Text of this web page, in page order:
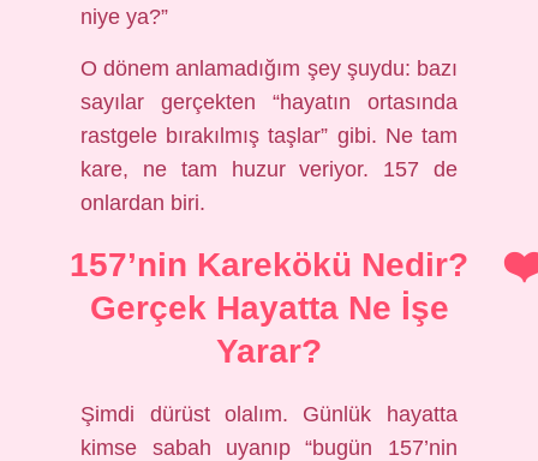
niye ya?”
O dönem anlamadığım şey şuydu: bazı
sayılar gerçekten “hayatın ortasında
rastgele bırakılmış taşlar” gibi. Ne tam
kare, ne tam huzur veriyor. 157 de
onlardan biri.
157’nin Karekökü Nedir?
Gerçek Hayatta Ne İşe
Yarar?
Şimdi dürüst olalım. Günlük hayatta
kimse sabah uyanıp “bugün 157’nin